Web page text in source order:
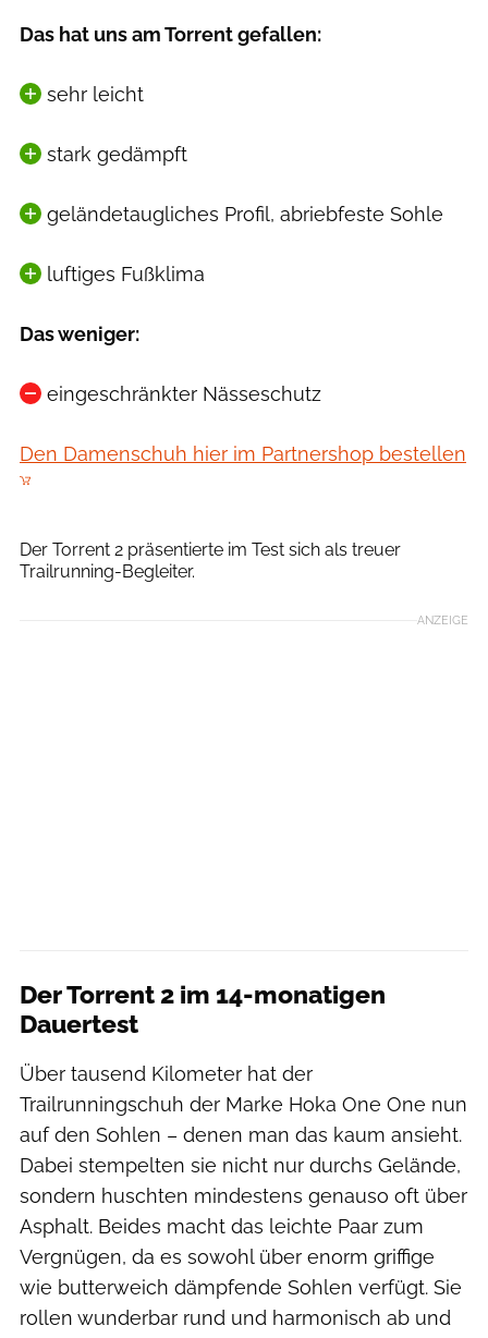
Das hat uns am Torrent gefallen:
sehr leicht
stark gedämpft
geländetaugliches Profil, abriebfeste Sohle
luftiges Fußklima
Das weniger:
eingeschränkter Nässeschutz
Den Damenschuh hier im Partnershop bestellen
Der Torrent 2 präsentierte im Test sich als treuer
Trailrunning-Begleiter.
ANZEIGE
Der Torrent 2 im 14-monatigen
Dauertest
Über tausend Kilometer hat der
Trailrunningschuh der Marke Hoka One One nun
auf den Sohlen – denen man das kaum ansieht.
Dabei stempelten sie nicht nur durchs Gelände,
sondern huschten mindestens genauso oft über
Asphalt. Beides macht das leichte Paar zum
Vergnügen, da es sowohl über enorm griffige
wie butterweich dämpfende Sohlen verfügt. Sie
rollen wunderbar rund und harmonisch ab und